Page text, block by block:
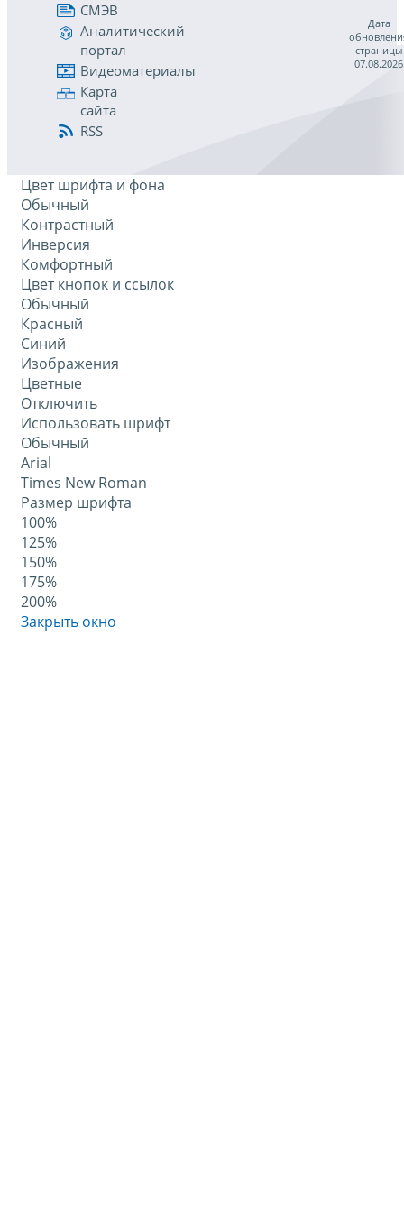
СМЭВ
Аналитический
портал
Видеоматериалы
Карта
сайта
RSS
Дата
страницы
07.08.2026
Цвет шрифта и фона
Обычный
Контрастный
Инверсия
Комфортный
Цвет кнопок и ссылок
Обычный
Красный
Синий
Изображения
Цветные
Отключить
Использовать шрифт
Обычный
Arial
Times New Roman
Размер шрифта
100%
125%
150%
175%
200%
Закрыть окно